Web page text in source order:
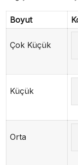
Boyut
Çok Küçük
Küçük
Orta